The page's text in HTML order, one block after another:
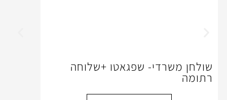
שפגאטו +שלוחה